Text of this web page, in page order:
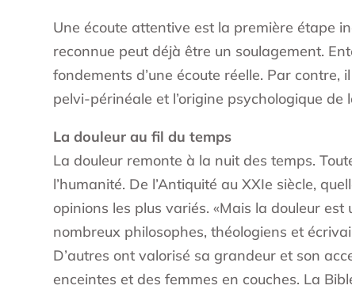
Une écoute attentive est la première étape
reconnue peut déjà être un soulagement.
fondements d’une écoute réelle. Par
pelvi-périnéale et l’origine psychologique
La douleur au fil du temps
La douleur remonte à la nuit des temps.
l’humanité. De l’Antiquité au XXIe siècle,
opinions les plus variés. «Mais la douleur
nombreux philosophes, théologiens et
D’autres ont valorisé sa grandeur et son
enceintes et des femmes en couches. La